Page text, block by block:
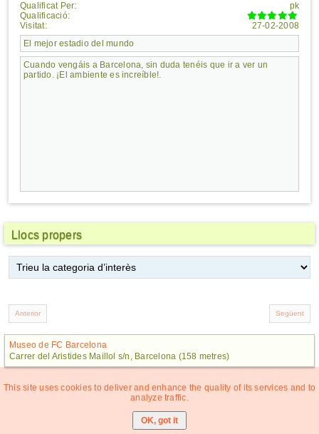
Qualificat Per:
Qualificació:
Visitat:
pk
27-02-2008
El mejor estadio del mundo
Cuando vengáis a Barcelona, sin duda tenéis que ir a ver un
partido. ¡El ambiente es increíble!.
Llocs propers
Museo de FC Barcelona
Carrer del Aristides Maillol s/n, Barcelona (158 metres)
This site uses cookies to deliver and enhance the quality of its services and to
analyze traffic.